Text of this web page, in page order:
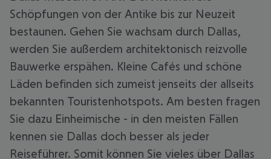
Schöpfungen von der Antike bis zur Neuzeit
bestaunen. Gehen Sie wachsam durch Dallas,
werden Sie außerdem architektonisch reizvolle
Bauwerke erspähen. Kleine Cafés und schöne
Läden befinden sich zumeist jenseits der allseits
bekannten Touristenhotspots. Am besten fragen
Sie dazu Einheimische - in den meisten Fällen
kennen sie Dallas doch besser als jeder
Reiseführer. Somit können Sie vieles über Dallas